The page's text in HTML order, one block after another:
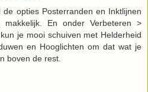
de opties Posterranden en Inktlijnen
En onder Verbeteren >
je mooi schuiven met Helderheid
en Hooglichten om dat wat je
boven de rest.